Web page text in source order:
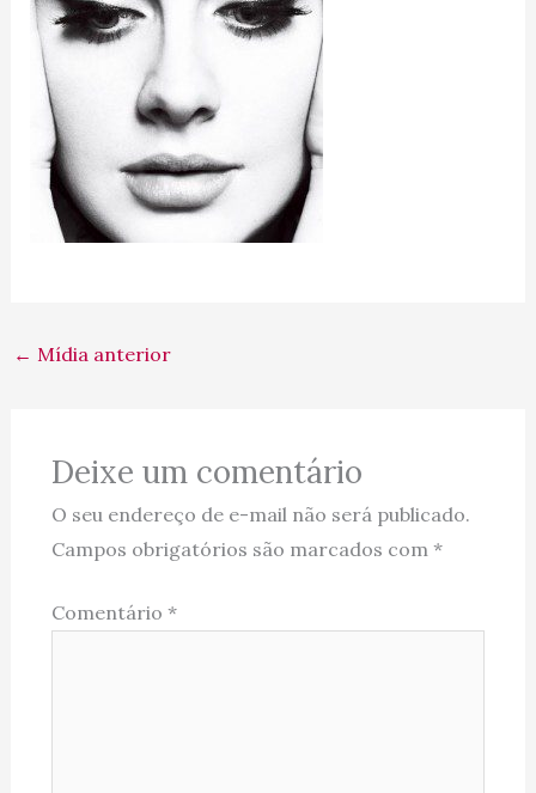
← Mídia anterior
Deixe um comentário
O seu endereço de e-mail não será publicado.
Campos obrigatórios são marcados com *
Comentário *